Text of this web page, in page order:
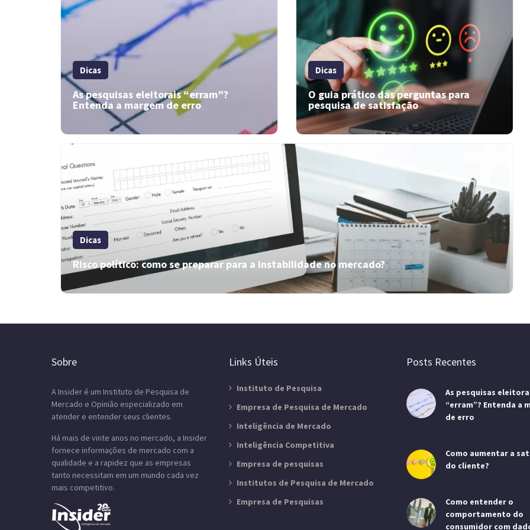
Dicas
As pesquisas eleitorais “erram”?
Entenda a margem de erro
Entenda a estatística por trás dos dados. Veja se
as pesquisas eleitorais "erram" ou se o resultado
das urnas reflete a dinâmica de última hora.
Como fidelizar clientes através do
feedback? Saiba mais!
Nesse artigo, você confere como fidelizar
clientes por meio do feedback. Saiba mais lendo
a seguir!
Dicas
O guia prático das perguntas para
pesquisa de satisfação
Você está fazendo as perguntas para pesquisa de
satisfação do jeito certo? Descubra como
estruturá-las para gerar insights reais!
Dicas
Risco político: como se preparar para a instabilidade no mercado?
Risco político: como se preparar para a instabilidade no mercado?
Sobre
A Insider é um Instituto de Pesquisa de
Mercado e Opinião especializado em
atender e entender seus clientes.
Há mais de vinte anos no mercado, a Insider
fornece informações de mercado com a
qualidade e a rapidez que as empresas
tanto necessitam em um mundo cada vez
mais competitivo.
Links Úteis
Instituto de Pesquisa
Empresa de Pesquisa de Mercado
Inteligência de Mercado
Inteligência Competitiva
Empresa de pesquisas
Institutos de Pesquisa de Mercado
Empresa de Pesquisas
Posts Recentes
As pesquisas
“erram”? Entenda a
de erro
Como aumentar a
do cliente?
Como entender o
comportamento do
consumidor com